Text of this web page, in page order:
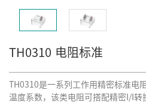
TH0310 电阻标准
TH0310是一系列工作用精密标准电
温度系数，该类电阻可搭配精密I/I转